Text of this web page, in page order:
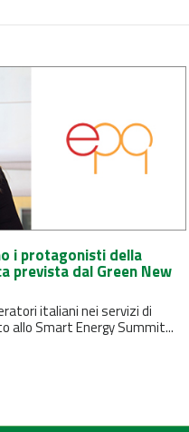
i protagonisti della
prevista dal Green New
italiani nei servizi di
allo Smart Energy Summit...